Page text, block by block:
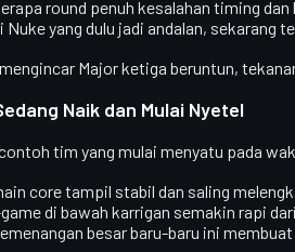
round penuh kesalahan timing
Nuke yang dulu jadi andalan, sekarang
Major ketiga beruntun,
Naik dan Mulai Nyetel
tim yang mulai menyatu pada
core tampil stabil dan saling
di bawah karrigan semakin rapi
besar baru-baru ini